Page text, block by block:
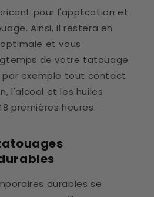
pour l'application et
Ainsi, il restera en
et vous
de votre tatouage
par exemple tout contact
l'alcool et les huiles
premières heures.
durables se